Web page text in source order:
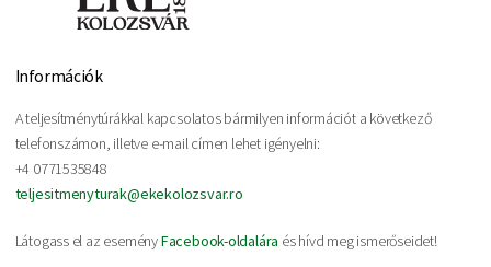
Információk
A teljesítménytúrákkal kapcsolatos bármilyen információt a következő
telefonszámon, illetve e-mail címen lehet igényelni:
+4 0771535848
teljesitmenyturak@ekekolozsvar.ro
Látogass el az eseményFacebook-oldalára és hívd meg ismerőseidet!